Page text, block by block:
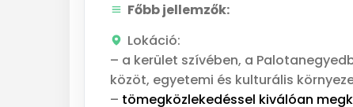
Főbb jellemzők:
Lokáció:
– a kerület szívében, a
közöt, egyetemi és kulturális
– tömegközlekedéssel kiválóan